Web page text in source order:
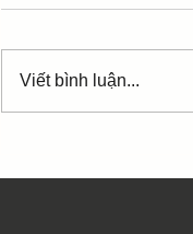
Viết bình luận...